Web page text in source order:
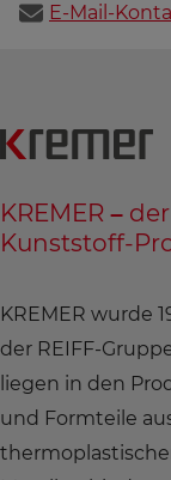
E-Mail-
KREMER –
Kunststoff-
KREMER wurde
der REIFF-
liegen in den
und Formteile